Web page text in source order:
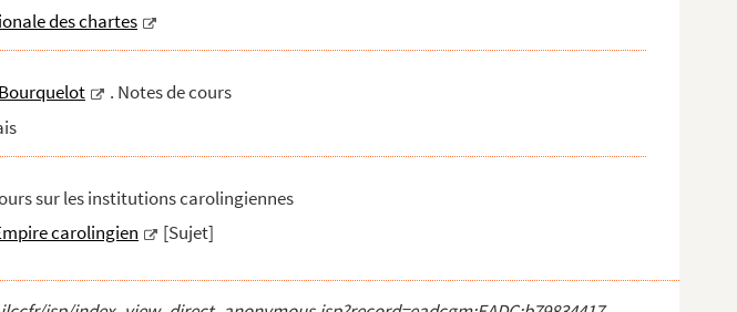
des chartes
. Notes de cours
sur les institutions carolingiennes
carolingien [Sujet]